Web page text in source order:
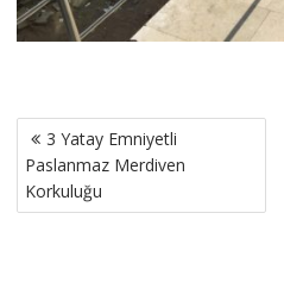
Yazı
gezinmesi
3 Yatay Emniyetli
Paslanmaz Merdiven
Korkuluğu